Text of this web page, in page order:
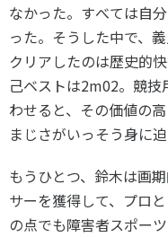
なかった。すべては自
った。そうした中で、
クリアしたのは歴史的
己ベストは2m02。競
わせると、その価値の
まじさがいっそう身に迫
もうひとつ、鈴木は画
サーを獲得して、プロ
の点でも障害者スポー